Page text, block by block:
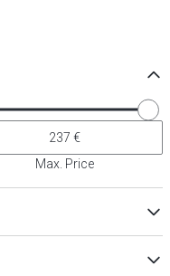
Max. Price
cocina